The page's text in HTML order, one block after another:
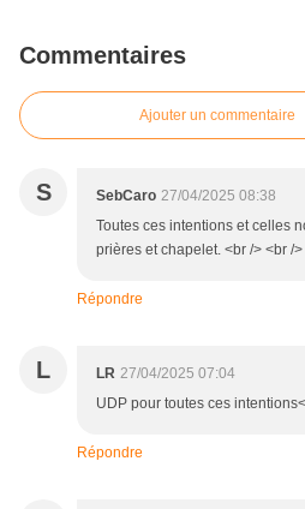
Commentaires
Ajouter un commentaire
S SebCaro 27/04/2025 08:38
Toutes ces intentions et celles
prières et chapelet. <br /> <br /
Répondre
L LR 27/04/2025 07:04
UDP pour toutes ces
Répondre